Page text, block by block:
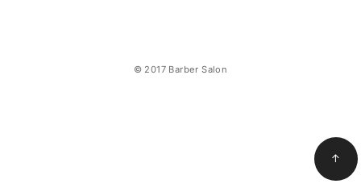
© 2017 Barber Salon
↑